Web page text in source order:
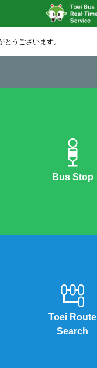
うございます。
Bus Stop
Toei Route
Search